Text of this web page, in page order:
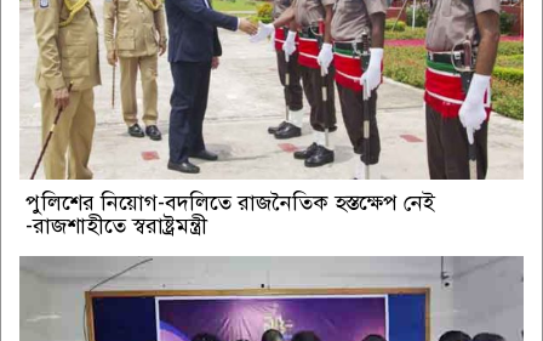
পুলিশের নিয়োগ-বদলিতে রাজনৈতিক হস্তক্ষেপ নেই
-রাজশাহীতে স্বরাষ্ট্রমন্ত্রী